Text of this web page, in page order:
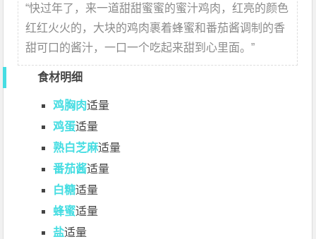
“快过年了，来一道甜甜蜜蜜的蜜汁鸡肉，红亮的颜色
红红火火的，大块的鸡肉裹着蜂蜜和番茄酱调制的香
甜可口的酱汁，一口一个吃起来甜到心里面。”
食材明细
鸡胸肉适量
鸡蛋适量
熟白芝麻适量
番茄酱适量
白糖适量
蜂蜜适量
盐适量